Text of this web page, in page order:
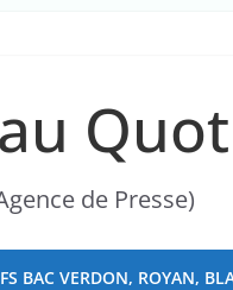
de Presse)
BAC VERDON, ROYAN,